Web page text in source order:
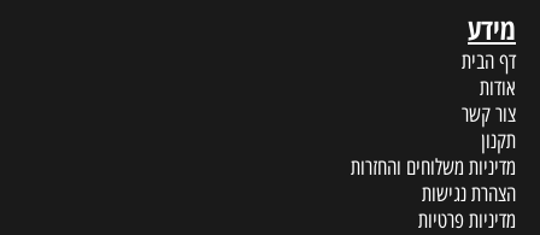
מידע
דף הבית
אודות
צור קשר
תקנון
מדיניות משלוחים והחזרות
הצהרת נגישות
מדיניות פרטיות